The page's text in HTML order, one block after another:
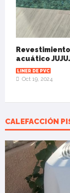
acuático
LINER DE PVC
Oct 19, 2024
CALEFACCIÓN